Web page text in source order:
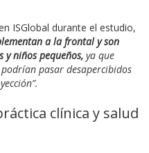
ISGlobal durante el estudio,
a la frontal y son
y niños pequeños, ya que
pasar desapercibidos
clínica y salud